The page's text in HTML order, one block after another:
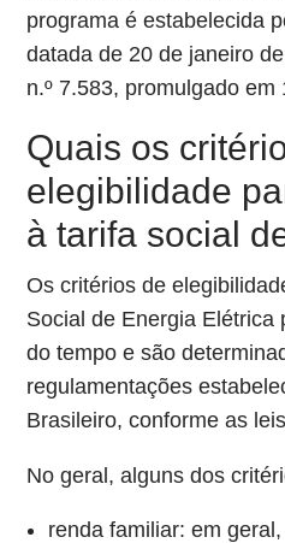
programa é estabelecida
datada de 20 de janeiro
n.º 7.583, promulgado
Quais os
elegibilidade
à tarifa social
Os critérios de
Social de Energia Elétrica
do tempo e são
regulamentações
Brasileiro, conforme as
No geral, alguns dos
renda familiar: em